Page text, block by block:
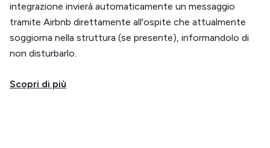
integrazione invierà automaticamente un messaggio
tramite Airbnb direttamente all'ospite che attualmente
soggiorna nella struttura (se presente), informandolo di
non disturbarlo.
Scopri di più